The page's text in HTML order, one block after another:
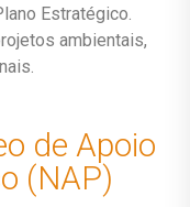
Estratégico.
ambientais,
de Apoio
(NAP)